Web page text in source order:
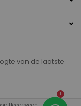
van de laatste
1